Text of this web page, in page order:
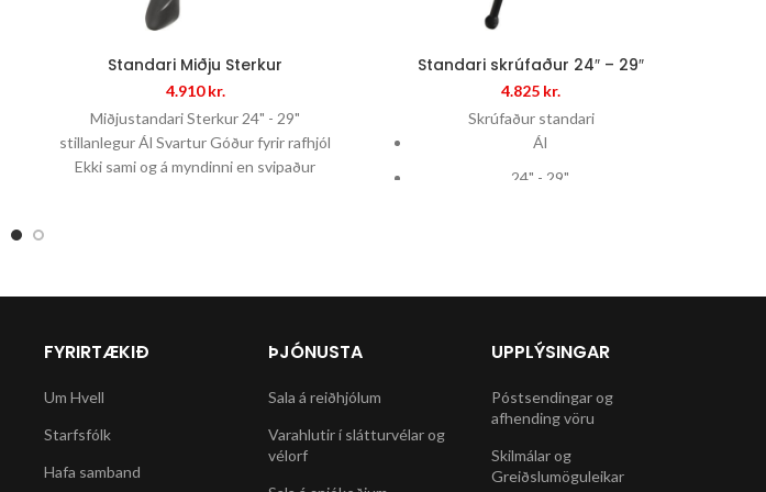
Standari Miðju Sterkur
4.910kr.
Miðjustandari Sterkur 24" - 29"
stillanlegur Ál Svartur Góður fyrir rafhjól
Ekki sami og á myndinni en svipaður
Standari skrúfaður 24″ – 29″
4.825 kr.
Skrúfaður standari
Ál
24" - 29"
FYRIRTÆKIÐ
Um Hvell
Starfsfólk
Hafa samband
ÞJÓNUSTA
Sala á reiðhjólum
Varahlutir í slátturvélar og
vélorf
UPPLÝSINGAR
Póstsendingar og
afhending vöru
Skilmálar og
Greiðslumöguleikar